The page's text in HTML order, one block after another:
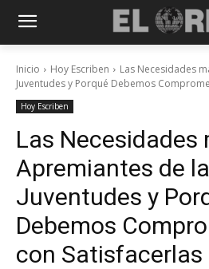
Inicio Hoy Escriben
Las Necesidades
Juventudes y Porqué Debemos
Hoy Escriben
Las Necesidades
Apremiantes de
Juventudes y
Debemos
con Satisfacerlas